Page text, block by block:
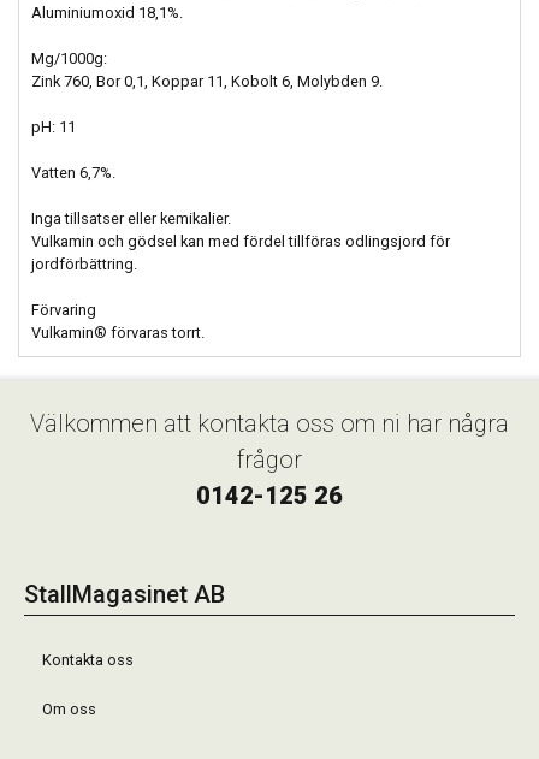
Aluminiumoxid 18,1%.
Mg/1000g:
Zink 760, Bor 0,1, Koppar 11, Kobolt 6, Molybden 9.
pH: 11
Vatten 6,7%.
Inga tillsatser eller kemikalier.
Vulkamin och gödsel kan med fördel tillföras odlingsjord för
jordförbättring.
Förvaring
Vulkamin® förvaras torrt.
Välkommen att kontakta oss om ni har några
frågor
0142-125 26
StallMagasinet AB
Kontakta oss
Om oss